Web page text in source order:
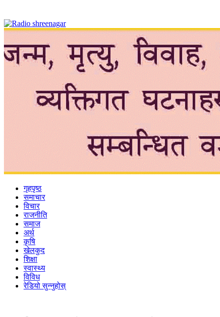
गृहपृष्ठ
समाचार
विचार
राजनीति
समाज
अर्थ
कृषि
खेलकुद
शिक्षा
स्वास्थ्य
विविध
रेडियो सुन्नुहोस्